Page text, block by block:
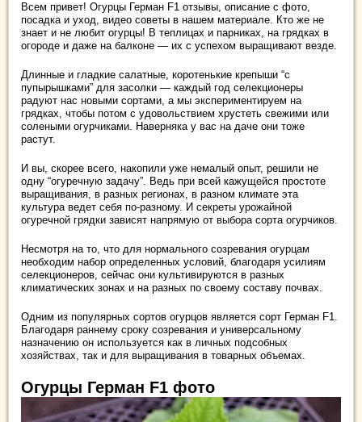
Всем привет! Огурцы Герман F1 отзывы, описание с фото,
посадка и уход, видео советы в нашем материале. Кто же не
знает и не любит огурцы! В теплицах и парниках, на грядках в
огороде и даже на балконе — их с успехом выращивают везде.
Длинные и гладкие салатные, коротенькие крепыши “с
пупырышками” для засолки — каждый год селекционеры
радуют нас новыми сортами, а мы экспериментируем на
грядках, чтобы потом с удовольствием хрустеть свежими или
солеными огурчиками. Наверняка у вас на даче они тоже
растут.
И вы, скорее всего, накопили уже немалый опыт, решили не
одну “огуречную задачу”. Ведь при всей кажущейся простоте
выращивания, в разных регионах, в разном климате эта
культура ведет себя по-разному. И секреты урожайной
огуречной грядки зависят напрямую от выбора сорта огурчиков.
Несмотря на то, что для нормального созревания огурцам
необходим набор определенных условий, благодаря усилиям
селекционеров, сейчас они культивируются в разных
климатических зонах и на разных по своему составу почвах.
Одним из популярных сортов огурцов является сорт Герман F1.
Благодаря раннему сроку созревания и универсальному
назначению он используется как в личных подсобных
хозяйствах, так и для выращивания в товарных объемах.
Огурцы Герман F1 фото